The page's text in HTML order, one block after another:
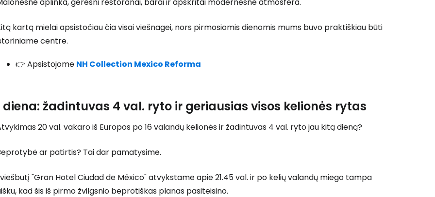
kartą mielai apsistočiau čia visai viešnagei, nors pirmosiomis dienomis mums buvo praktiškiau būti
centre.
👉 Apsistojome NH Collection Mexico Reforma
diena: žadintuvas 4 val. ryto ir geriausias visos kelionės rytas
20 val. vakaro iš Europos po 16 valandų kelionės ir žadintuvas 4 val. ryto jau kitą dieną?
ar patirtis? Tai dar pamatysime.
"Gran Hotel Ciudad de México" atvykstame apie 21.45 val. ir po kelių valandų miego tampa
kad šis iš pirmo žvilgsnio beprotiškas planas pasiteisino.
Prisijunkite prie Cestee
... pasaulinė kelionių bendruomenė
Tęsti su Google